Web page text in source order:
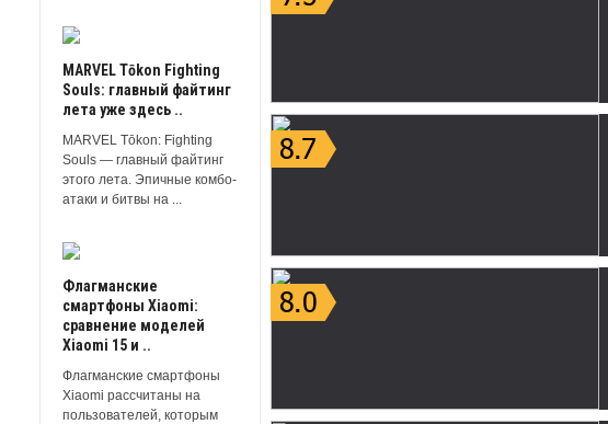
MARVEL Tōkon Fighting
Souls: главный файтинг
лета уже здесь ..
MARVEL Tōkon: Fighting
Souls — главный файтинг
этого лета. Эпичные комбо-
атаки и битвы на ...
Флагманские
смартфоны Xiaomi:
сравнение моделей
Xiaomi 15 и ..
Флагманские смартфоны
Xiaomi рассчитаны на
пользователей, которым